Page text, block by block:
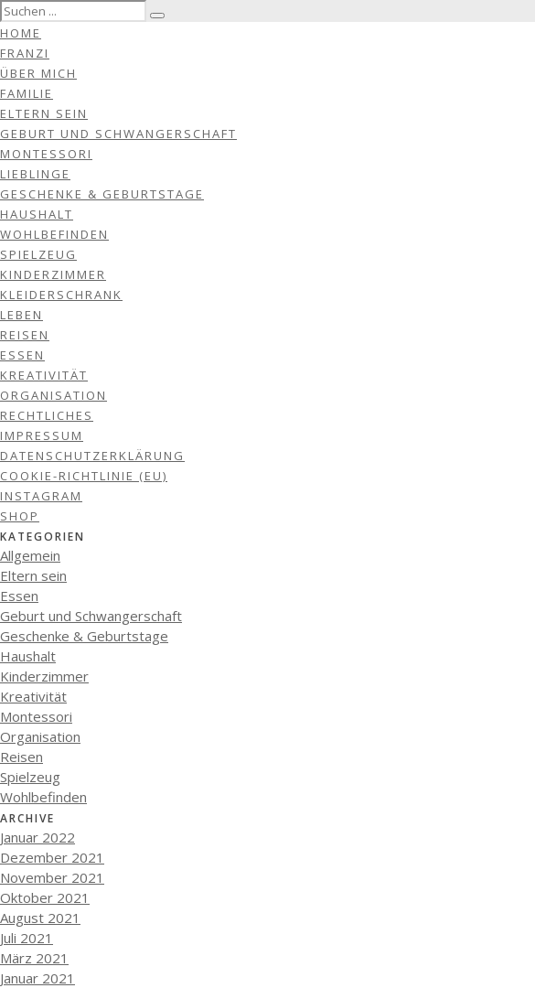
HOME
FRANZI
ÜBER MICH
FAMILIE
ELTERN SEIN
GEBURT UND SCHWANGERSCHAFT
MONTESSORI
LIEBLINGE
GESCHENKE & GEBURTSTAGE
HAUSHALT
WOHLBEFINDEN
SPIELZEUG
KINDERZIMMER
KLEIDERSCHRANK
LEBEN
REISEN
ESSEN
KREATIVITÄT
ORGANISATION
RECHTLICHES
IMPRESSUM
DATENSCHUTZERKLÄRUNG
COOKIE-RICHTLINIE (EU)
INSTAGRAM
SHOP
KATEGORIEN
Allgemein
Eltern sein
Essen
Geburt und Schwangerschaft
Geschenke & Geburtstage
Haushalt
Kinderzimmer
Kreativität
Montessori
Organisation
Reisen
Spielzeug
Wohlbefinden
ARCHIVE
Januar 2022
Dezember 2021
November 2021
Oktober 2021
August 2021
Juli 2021
März 2021
Januar 2021